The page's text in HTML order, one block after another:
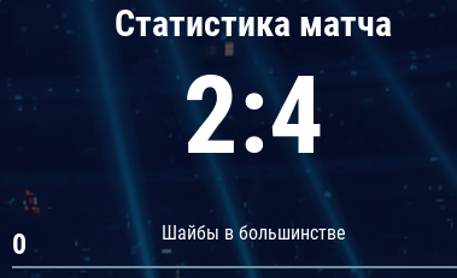
Дивизион Чернышева
Амур
Барыс
Статистика матча
2:4
Шайбы в большинстве
0